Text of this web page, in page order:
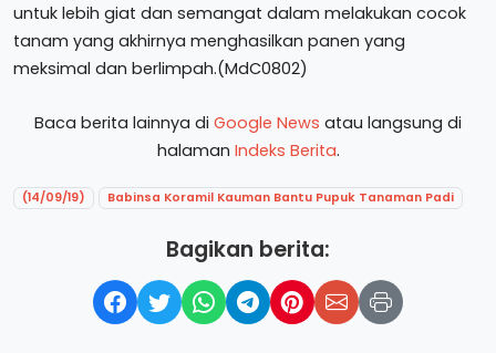
untuk lebih giat dan semangat dalam melakukan cocok
tanam yang akhirnya menghasilkan panen yang
meksimal dan berlimpah.(MdC0802)
Baca berita lainnya di Google News atau langsung di
halaman Indeks Berita.
(14/09/19) Babinsa Koramil Kauman Bantu Pupuk Tanaman Padi
Bagikan berita: